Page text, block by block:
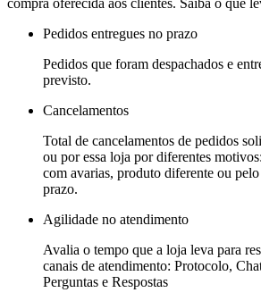
Pedidos entregues no prazo
Pedidos que foram despachados e
previsto.
Cancelamentos
Total de cancelamentos de pedidos
ou por essa loja por diferentes
com avarias, produto diferente ou
prazo.
Agilidade no atendimento
Avalia o tempo que a loja leva para
canais de atendimento: Protocolo,
Perguntas e Respostas